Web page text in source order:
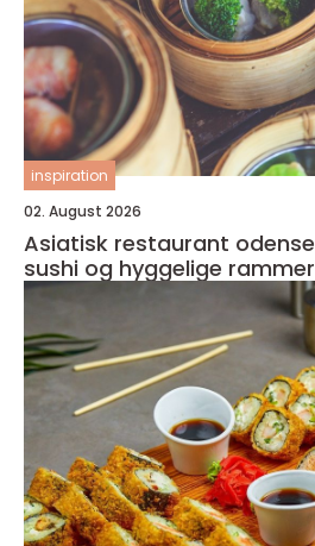
inspiration
02. August 2026
Asiatisk restaurant odense guide til buffet,
sushi og hyggelige rammer